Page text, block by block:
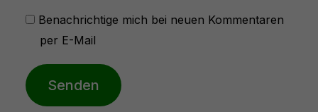
Benachrichtige mich bei neuen Kommentaren
per E-Mail
Senden